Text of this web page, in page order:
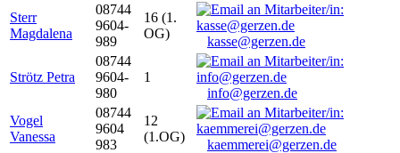
Sterr
Magdalena
08744
9604-
989
16 (1.
OG)
kasse@gerzen.de
Strötz Petra
08744
9604-
980
1
info@gerzen.de
Vogel
Vanessa
08744
9604
983
12
(1.OG)
kaemmerei@gerzen.de